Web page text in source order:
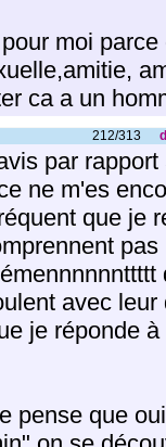
moi
ca a un
212/313
par
ne m'es
que je
avec
je réponde
pense que